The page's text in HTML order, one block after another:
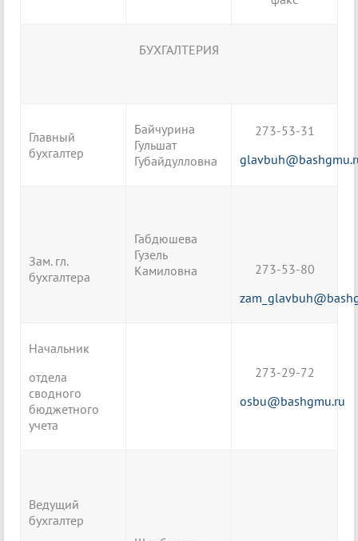
БУХГАЛТЕРИЯ
Главный
бухгалтер
Байчурина
Гульшат
Губайдулловна
273-53-31
Зам. гл.
бухгалтера
Габдюшева
Гузель
Камиловна
273-53-80
Начальник
отдела
сводного
бюджетного
учета
273-29-72
osbu@bashgmu.ru
Ведущий
бухгалтер